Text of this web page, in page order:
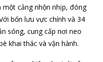
cảng nhộn nhịp, đóng
bốn lưu vực chính và 34
sóng, cung cấp nơi neo
khai thác và vận hành.